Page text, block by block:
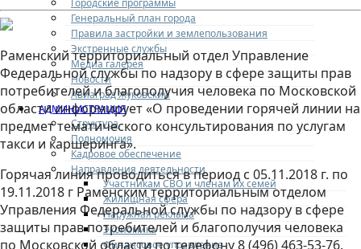
Генеральный план города
Правила застройки и землепользования
Экстренные службы
Медиа галерея
Новости
Авиаград Жуковский
АДМИНИСТРАЦИЯ
Структура
Полномочия
Кадровое обеспечение
Направления деятельности
Участникам СВО и членам их семей
Жилищная сфера
Наружная реклама
Экономика
Финансовое управление
Раменский территориальный отдел Управление
Федеральной службы по надзору в сфере защиты прав
потребителей и благополучия человека по Московской
области информирует «О проведении горячей линии на
предмет тематического консультирования по услугам
такси и каршеринга».
Горячая линия проводиться в период с 05.11.2018 г. по
19.11.2018 г Раменским территориальным отделом
Управления Федеральной службы по надзору в сфере
защиты прав потребителей и благополучия человека
по Московской области по телефону 8 (496) 463-53-76.